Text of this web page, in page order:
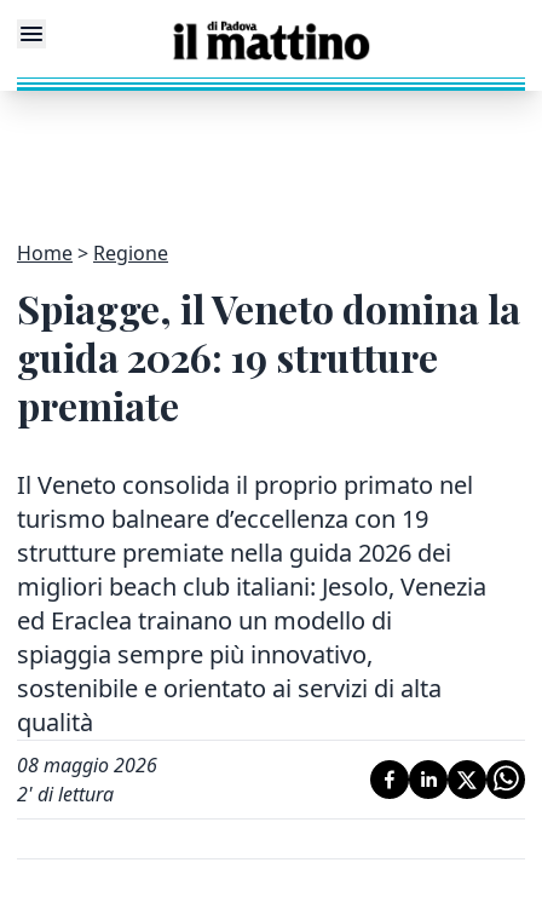
Home Regione
Spiagge, il Veneto domina la
guida 2026: 19 strutture
premiate
Il Veneto consolida il proprio primato nel
turismo balneare d’eccellenza con 19
strutture premiate nella guida 2026 dei
migliori beach club italiani: Jesolo, Venezia
ed Eraclea trainano un modello di
spiaggia sempre più innovativo,
sostenibile e orientato ai servizi di alta
qualità
08 maggio 2026
2' di lettura